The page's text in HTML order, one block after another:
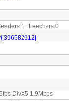
Leechers:0
DivX5 1.9Mbps